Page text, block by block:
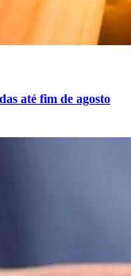
até fim de agosto